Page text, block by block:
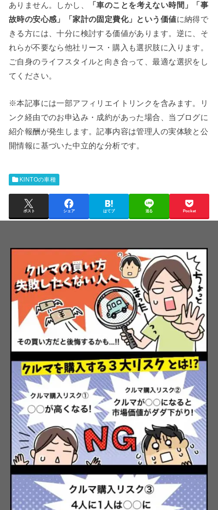
ありません。しかし、
「車のことを考えない時間」「事
故時の安心感」「家計の固定費化」という価値に納得で
きる方には、十分に検討する価値があります。逆に、そ
れらが不要なら他社リース・購入も選択肢に入ります。
ご自身のライフスタイルと向き合って、最適な選択をし
てください。
※本記事には一部アフィリエイトリンクを含みます。リ
ンク経由でのお申込み・成約があった場合、当ブログに
紹介報酬が発生します。記事内容は管理人の実体験と公
開情報に基づいた中立的な分析です。
KINTOの車種
ポスト シェア はてブ 送る Pocket